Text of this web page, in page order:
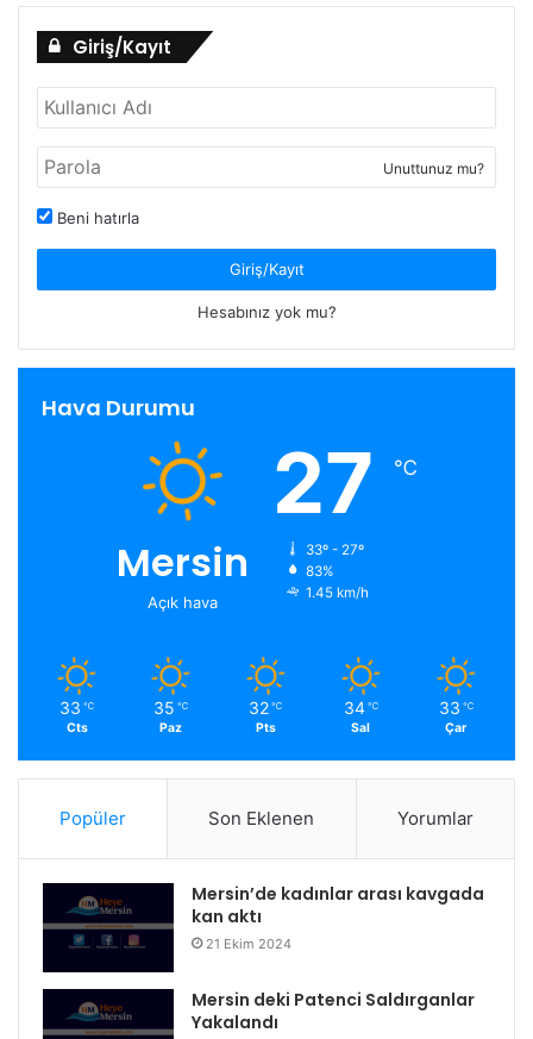
Giriş/Kayıt
Unuttunuz mu?
Beni hatırla
Giriş/Kayıt
Hesabınız yok mu?
Hava Durumu
Mersin
Açık hava
27 ℃
33º - 27º
83%
1.45 km/h
33 ℃
Cts
35 ℃
Paz
32 ℃
Pts
34 ℃
Sal
33 ℃
Çar
Popüler Son Eklenen Yorumlar
Mersin’de kadınlar arası kavgada
kan aktı
21 Ekim 2024
Mersin deki Patenci Saldırganlar
Yakalandı